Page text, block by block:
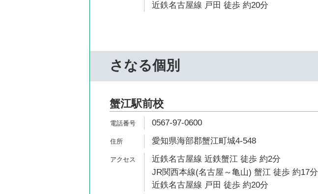
近鉄名古屋線 戸田 徒歩 約20分
さなる個別
蟹江駅前校
0567-97-0600
愛知県海部郡蟹江町城4-548
近鉄名古屋線 近鉄蟹江 徒歩 約2分
JR関西本線(名古屋～亀山) 蟹江 徒歩 約17分
近鉄名古屋線 戸田 徒歩 約20分